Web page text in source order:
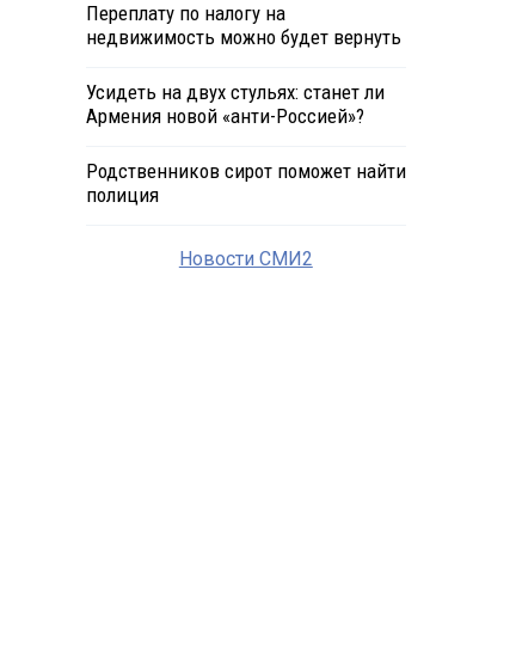
Переплату по налогу на
недвижимость можно будет вернуть
Усидеть на двух стульях: станет ли
Армения новой «анти-Россией»?
Родственников сирот поможет найти
полиция
Новости СМИ2